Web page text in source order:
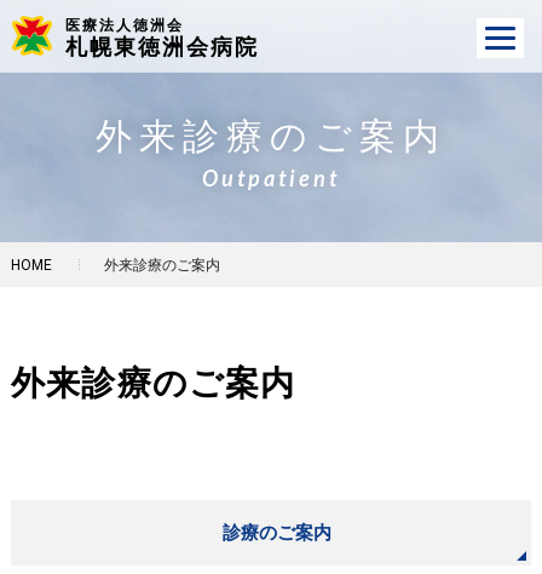
医療法人徳洲会
札幌東徳洲会病院
外来診療のご案内
Outpatient
HOME 外来診療のご案内
外来診療のご案内
診療のご案内